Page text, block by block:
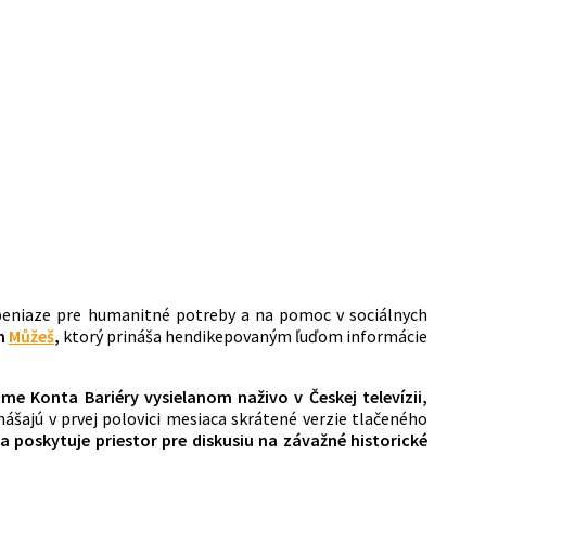
pre humanitné potreby a na pomoc v sociálnych
Můžeš, ktorý prináša hendikepovaným ľuďom informácie
Konta Bariéry vysielanom naživo v Českej televízii,
v prvej polovici mesiaca skrátené verzie tlačeného
priestor pre diskusiu na závažné historické